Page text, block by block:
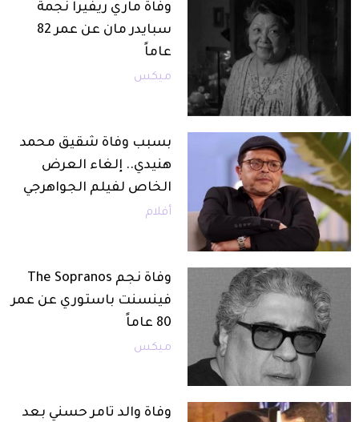
وفاة ماري ريفيرا نجمة
سبايدر مان عن عمر 82
عاماً
ميكس
بسبب وفاة شقيق محمد
هنيدي.. إلغاء العرض
الخاص لفيلم الجواهرجي
أفلام
وفاة نجم The Sopranos
فينسنت باستوري عن عمر
80 عاماً
ميكس
وفاة والد تامر حسني بعد